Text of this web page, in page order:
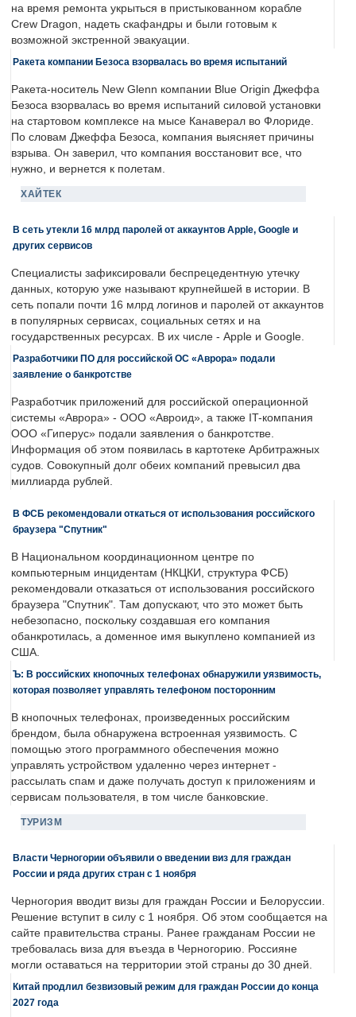
на время ремонта укрыться в пристыкованном корабле
Crew Dragon, надеть скафандры и были готовым к
возможной экстренной эвакуации.
Ракета компании Безоса взорвалась во время испытаний
Ракета-носитель New Glenn компании Blue Origin Джеффа
Безоса взорвалась во время испытаний силовой установки
на стартовом комплексе на мысе Канаверал во Флориде.
По словам Джеффа Безоса, компания выясняет причины
взрыва. Он заверил, что компания восстановит все, что
нужно, и вернется к полетам.
ХАЙТЕК
В сеть утекли 16 млрд паролей от аккаунтов Apple, Google и
других сервисов
Специалисты зафиксировали беспрецедентную утечку
данных, которую уже называют крупнейшей в истории. В
сеть попали почти 16 млрд логинов и паролей от аккаунтов
в популярных сервисах, социальных сетях и на
государственных ресурсах. В их числе - Apple и Google.
Разработчики ПО для российской ОС «Аврора» подали
заявление о банкротстве
Разработчик приложений для российской операционной
системы «Аврора» - ООО «Авроид», а также IT-компания
ООО «Гиперус» подали заявления о банкротстве.
Информация об этом появилась в картотеке Арбитражных
судов. Совокупный долг обеих компаний превысил два
миллиарда рублей.
В ФСБ рекомендовали откаться от использования российского
браузера "Спутник"
В Национальном координационном центре по
компьютерным инцидентам (НКЦКИ, структура ФСБ)
рекомендовали отказаться от использования российского
браузера "Спутник". Там допускают, что это может быть
небезопасно, поскольку создавшая его компания
обанкротилась, а доменное имя выкуплено компанией из
США.
Ъ: В российских кнопочных телефонах обнаружили уязвимость,
которая позволяет управлять телефоном посторонним
В кнопочных телефонах, произведенных российским
брендом, была обнаружена встроенная уязвимость. С
помощью этого программного обеспечения можно
управлять устройством удаленно через интернет -
рассылать спам и даже получать доступ к приложениям и
сервисам пользователя, в том числе банковские.
ТУРИЗМ
Власти Черногории объявили о введении виз для граждан
России и ряда других стран с 1 ноября
Черногория вводит визы для граждан России и Белоруссии.
Решение вступит в силу с 1 ноября. Об этом сообщается на
сайте правительства страны. Ранее гражданам России не
требовалась виза для въезда в Черногорию. Россияне
могли оставаться на территории этой страны до 30 дней.
Китай продлил безвизовый режим для граждан России до конца
2027 года